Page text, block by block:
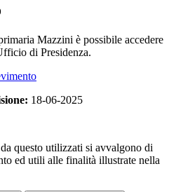
Mazzini è possibile accedere
di Presidenza.
18-06-2025
questo utilizzati si avvalgono di
ed utili alle finalità illustrate nella